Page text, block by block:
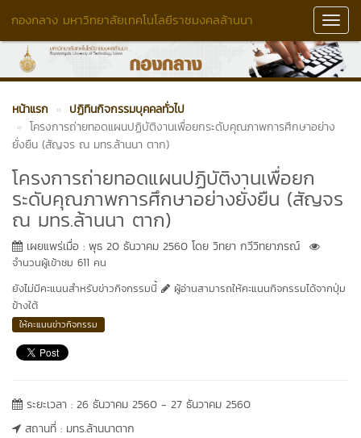
กองกลาง มหาวิทยาลัยเทคโนโลยีราชมงคลล้านนา
หน้าแรก
ปฏิทินกิจกรรมบุคคลทั่วไป
โครงการถ่ายทอดแผนปฏิบัติงานเพื่อยกระดับคุณภาพการศึกษาอย่าง
ยั่งยืน (สัญจร ณ มทร.ล้านนา ตาก)
โครงการถ่ายทอดแผนปฏิบัติงานเพื่อยก
ระดับคุณภาพการศึกษาอย่างยั่งยืน (สัญจร
ณ มทร.ล้านนา ตาก)
เผยแพร่เมื่อ : พุธ 20 ธันวาคม 2560 โดย วิทยา กวีวิทยาภรณ์
จำนวนผู้เข้าชม 611 คน
ยังไม่มีคะแนนสำหรับข่าวกิจกรรมนี้
ผู้อ่านสามารถให้คะแนนกิจกรรมได้จากปุ่ม
ข้างใต้
ให้คะแนนข่าวกิจกรรม
ระยะเวลา : 26 ธันวาคม 2560 - 27 ธันวาคม 2560
สถานที่ : มทร.ล้านนาตาก